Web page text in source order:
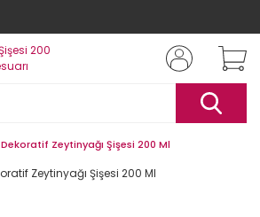
Dekoratif Zeytinyağı Şişesi 200 Ml